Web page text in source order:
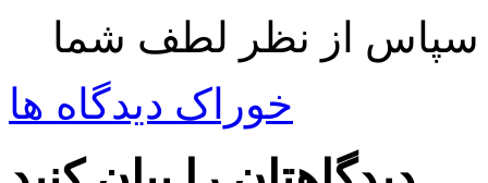
سپاس از نظر لطف شما
خوراک دیدگاه ها